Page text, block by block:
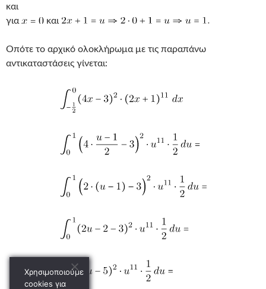
και
για
και
Οπότε το αρχικό ολοκλήρωμα με τις παραπάνω
αντικαταστάσεις γίνεται:
Χρησιμοποιούμε
cookies για